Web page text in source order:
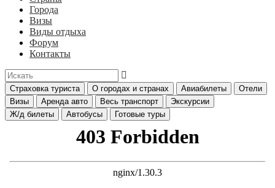
Города
Визы
Виды отдыха
Форум
Контакты
Страховка туриста О городах и странах Авиабилеты
Отели
Визы
Аренда авто Весь транспорт
Экскурсии
Ж/д билеты
Автобусы Готовые туры